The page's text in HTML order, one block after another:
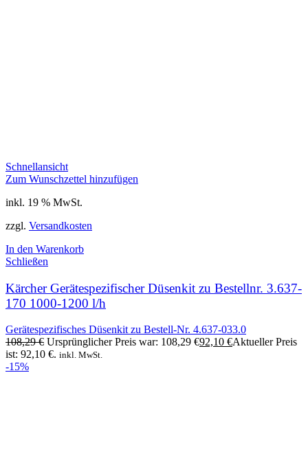
Schnellansicht
Zum Wunschzettel hinzufügen
inkl. 19 % MwSt.
zzgl. Versandkosten
In den Warenkorb
Schließen
Kärcher Gerätespezifischer Düsenkit zu Bestellnr. 3.637-
170 1000-1200 l/h
Gerätespezifisches Düsenkit zu Bestell-Nr. 4.637-033.0
108,29€ Ursprünglicher Preis war: 108,29 €92,10 €Aktueller Preis
ist: 92,10 €. inkl. MwSt.
-15%